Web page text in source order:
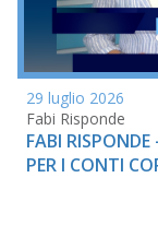
29 luglio 2026
Fabi Risponde
FABI RISPONDE
PER I CONTI